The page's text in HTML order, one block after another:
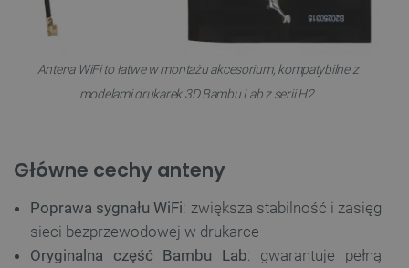
Antena WiFi to łatwe w montażu akcesorium, kompatybilne z
modelami drukarek 3D Bambu Lab z serii H2.
Główne cechy anteny
Poprawa sygnału WiFi: zwiększa stabilność i zasięg
sieci bezprzewodowej w drukarce
Oryginalna część Bambu Lab: gwarantuje pełną